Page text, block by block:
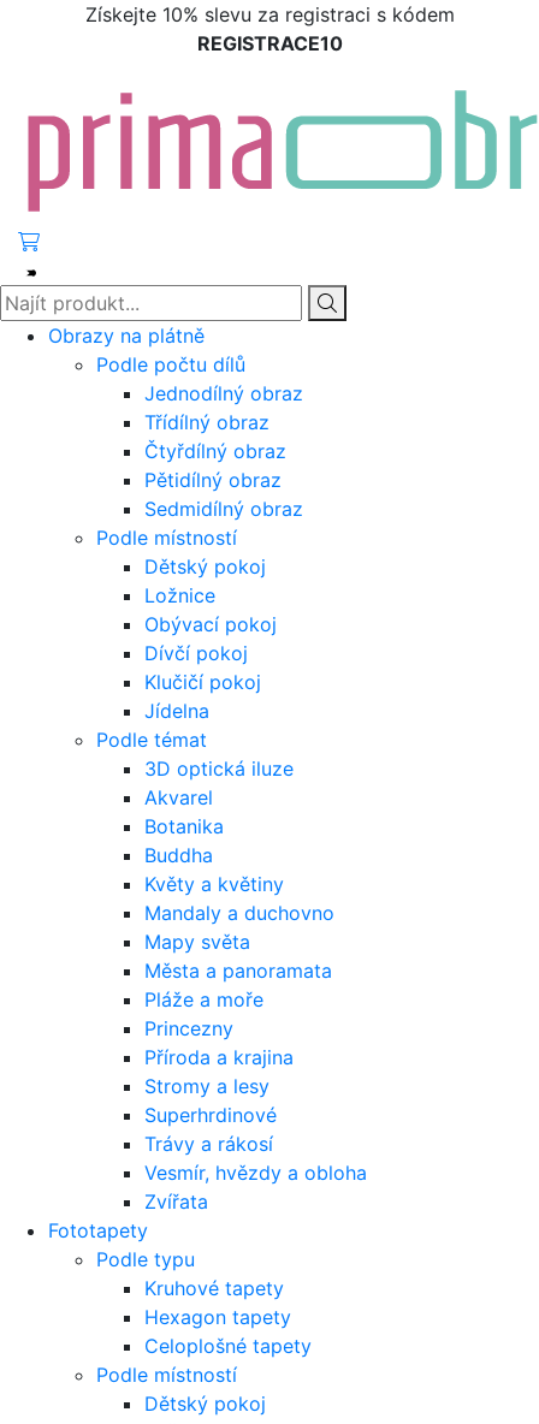
Získejte 10% slevu za registraci s kódem
REGISTRACE10
Obrazy na plátně
Podle počtu dílů
Jednodílný obraz
Třídílný obraz
Čtyřdílný obraz
Pětidílný obraz
Sedmidílný obraz
Podle místností
Dětský pokoj
Ložnice
Obývací pokoj
Dívčí pokoj
Klučičí pokoj
Jídelna
Podle témat
3D optická iluze
Akvarel
Botanika
Buddha
Květy a květiny
Mandaly a duchovno
Mapy světa
Města a panoramata
Pláže a moře
Princezny
Příroda a krajina
Stromy a lesy
Superhrdinové
Trávy a rákosí
Vesmír, hvězdy a obloha
Zvířata
Fototapety
Podle typu
Kruhové tapety
Hexagon tapety
Celoplošné tapety
Podle místností
Dětský pokoj